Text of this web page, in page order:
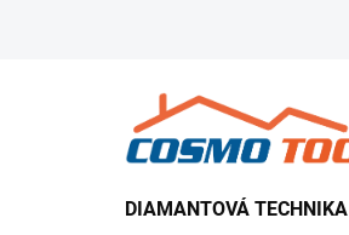
DIAMANTOVÁ TECHNIKA